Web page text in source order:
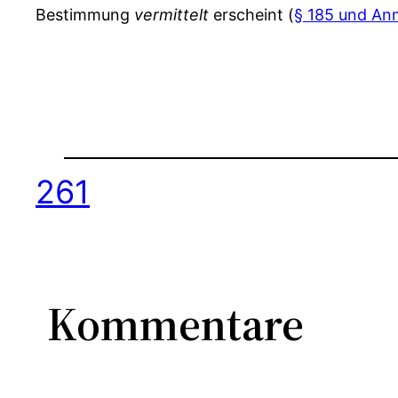
Bestimmung vermittelt erscheint (§ 185 und
261
Kommentare